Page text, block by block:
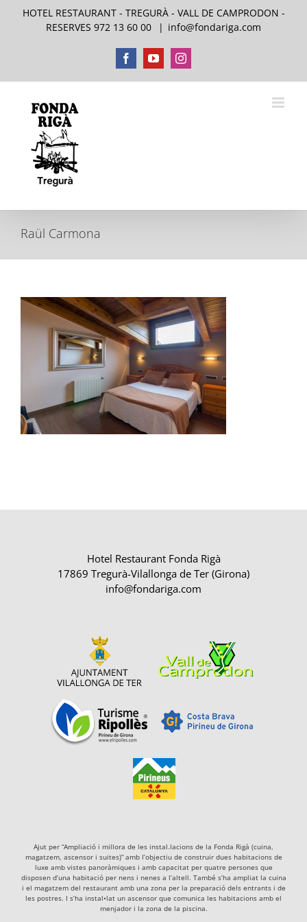
HOTEL RESTAURANT - TREGURÀ - VALL DE CAMPRODON -
RESERVES 972 13 60 00
| info@fondariga.com
FacebookYouTubeInstagram
Raül Carmona
Hotel Restaurant Fonda Rigà
17869 Tregurà-Vilallonga de Ter (Girona)
info@fondariga.com
Ajut per “Ampliació i millora de les instal.lacions de la Fonda Rigà (cuina,
magatzem, ascensor i suites)” amb l’objectiu de construir dues habitacions de
luxe amb vistes panoràmiques i amb capacitat per quatre persones que
disposen d’una habitació per nens i nenes a l’altell. També s’ha ampliat la cuina
i el magatzem del restaurant amb una zona per la preparació dels entrants i de
les postres. I s’ha instal•lat un ascensor que comunica les habitacions amb el
menjador i la zona de la piscina.